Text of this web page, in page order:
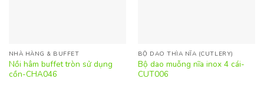
NHÀ HÀNG & BUFFET
Nồi hâm buffet tròn sử dụng
cồn-CHA046
BỘ DAO THÌA NĨA (CUTLERY)
Bộ dao muỗng nĩa inox 4 cái-
CUT006